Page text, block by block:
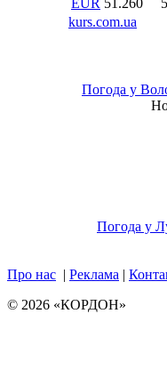
Погода у
Погода у
Про нас | Реклама |
© 2026 «КОРДОН»